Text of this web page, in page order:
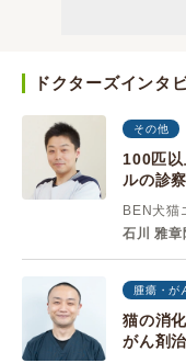
ドクターズインタ
その他
100匹
ルの診
BEN犬猫
石川 雅章
腫瘍・が
猫の消
がん剤